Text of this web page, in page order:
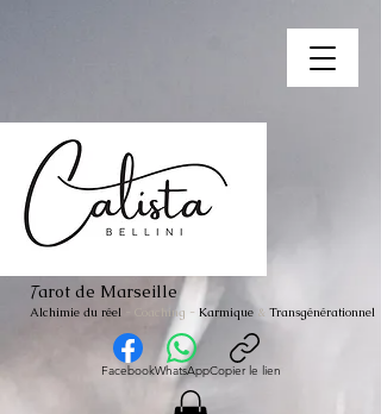
Tarot de Marseille
Alchimie du réel - Coaching - Karmique & Transgénérationnel
FacebookWhatsAppCopier le lien